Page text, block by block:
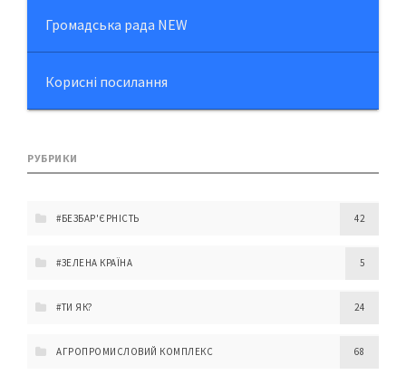
Громадська рада NEW
Корисні посилання
РУБРИКИ
#БЕЗБАР'ЄРНІСТЬ 42
#ЗЕЛЕНА КРАЇНА 5
#ТИ ЯК? 24
АГРОПРОМИСЛОВИЙ КОМПЛЕКС 68